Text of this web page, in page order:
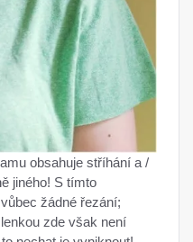
obsahuje stříhání a /
jiného! S tímto
žádné řezání;
zde však není